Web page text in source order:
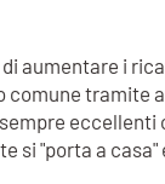
aumentare i
tramite
eccellenti
si "porta a